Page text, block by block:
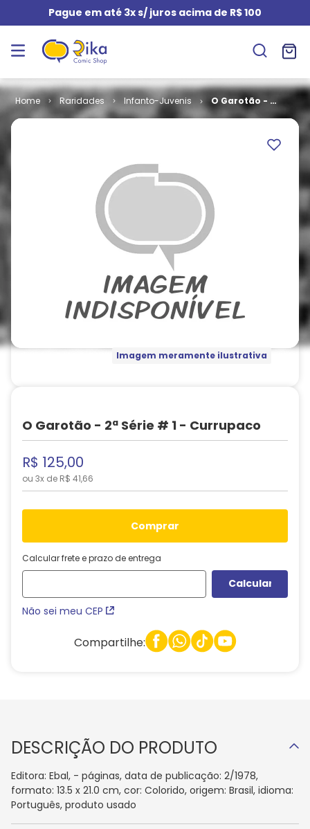
Pague em até 3x s/ juros acima de R$ 100
Raridades Infanto-Juvenis
O Garotão - 2ª
Série # 1 -
Imagem meramente ilustrativa
O Garotão - 2ª Série # 1 - Currupaco
R$ 125,00
ou 3x de R$ 41,66
comprar
Calcular frete e prazo de entrega
Não sei meu CEP
Compartilhe:
DESCRIÇÃO DO PRODUTO
Editora: Ebal, - páginas, data de publicação: 2/1978,
formato: 13.5 x 21.0 cm, cor: Colorido, origem: Brasil, idioma:
Português, produto usado